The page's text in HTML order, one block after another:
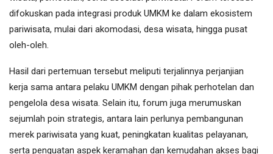
difokuskan pada integrasi produk UMKM ke dalam ekosistem
pariwisata, mulai dari akomodasi, desa wisata, hingga pusat
oleh-oleh.
Hasil dari pertemuan tersebut meliputi terjalinnya perjanjian
kerja sama antara pelaku UMKM dengan pihak perhotelan dan
pengelola desa wisata. Selain itu, forum juga merumuskan
sejumlah poin strategis, antara lain perlunya pembangunan
merek pariwisata yang kuat, peningkatan kualitas pelayanan,
serta penguatan aspek keramahan dan kemudahan akses bagi